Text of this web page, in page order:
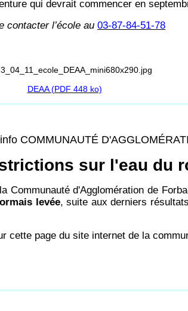
qui devrait commencer en
contacter l’école au 03-87-84-51-78
DEAA (PDF 448 ko)
info COMMUNAUTÉ
sur l'eau du
Communauté d'Agglomération de
levée, suite aux derniers
cette page du site internet de la